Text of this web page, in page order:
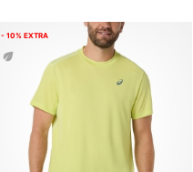
- 10% EXTRA